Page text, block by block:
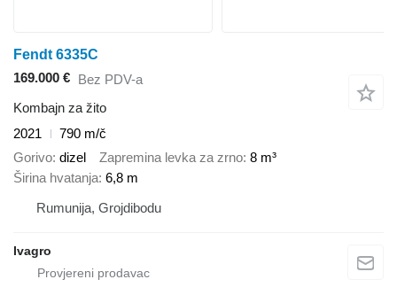
Fendt 6335C
169.000 € Bez PDV-a
Kombajn za žito
2021
790 m/č
Gorivo dizel Zapremina levka za zrno 8 m³
Širina hvatanja 6,8 m
Rumunija, Grojdibodu
Ivagro